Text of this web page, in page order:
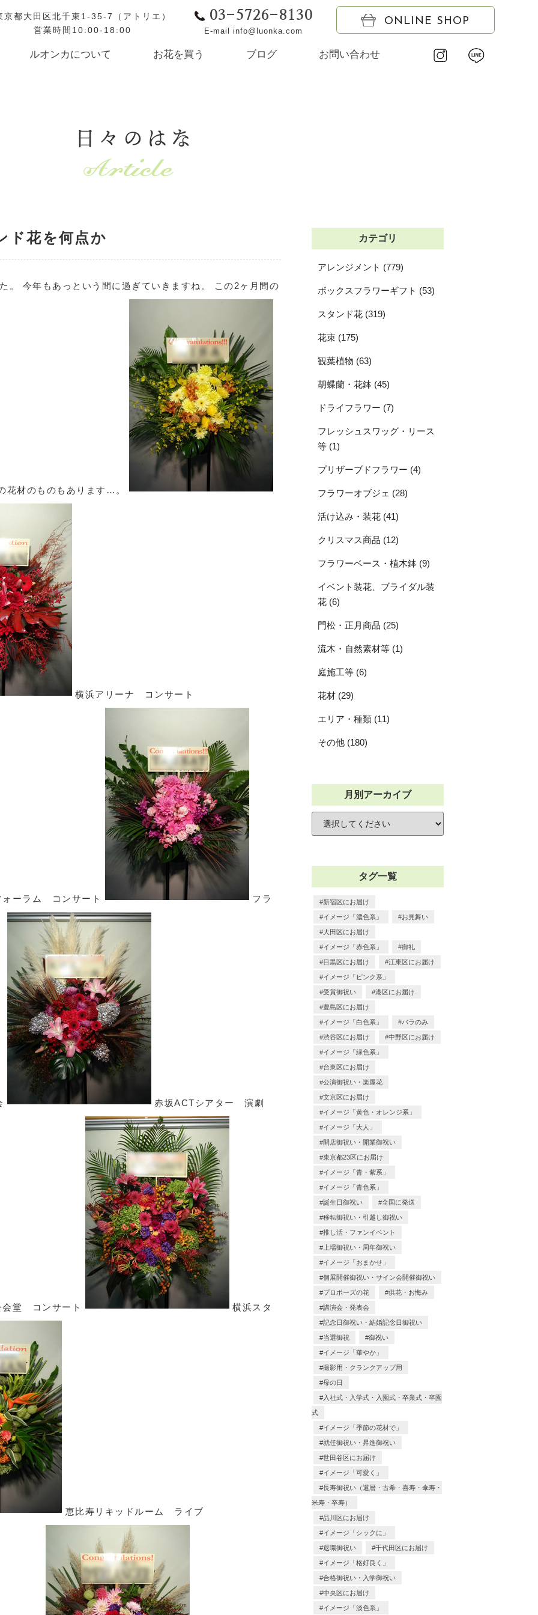
京都大田区北千束1-35-7（アトリエ）
営業時間10:00-18:00
03-5726-8130
E-mail info@luonka.com
ONLINE SHOP
ルオンカについて お花を買う ブログ お問い合わせ
日々のはな
ド花を何点か
。 今年もあっという間に過ぎていきますね。 この2ヶ月間の
花材のものもあります…。
横浜アリーナ コンサート
ーラム コンサート フラ
赤坂ACTシアター 演劇
堂 コンサート 横浜スタ
恵比寿リキッドルーム ライブ
カテゴリ
アレンジメント (779)
ボックスフラワーギフト (53)
スタンド花 (319)
花束 (175)
観葉植物 (63)
胡蝶蘭・花鉢 (45)
ドライフラワー (7)
フレッシュスワッグ・リース
等 (1)
プリザーブドフラワー (4)
フラワーオブジェ (28)
活け込み・装花 (41)
クリスマス商品 (12)
フラワーベース・植木鉢 (9)
イベント装花、ブライダル装
花 (6)
門松・正月商品 (25)
流木・自然素材等 (1)
庭施工等 (6)
花材 (29)
エリア・種類 (11)
その他 (180)
月別アーカイブ
タグ一覧
新宿区にお届け
イメージ「濃色系」 お見舞い
大田区にお届け
イメージ「赤色系」 御礼
目黒区にお届け 江東区にお届け
イメージ「ピンク系」
受賞御祝い 港区にお届け
豊島区にお届け
イメージ「白色系」 バラのみ
渋谷区にお届け 中野区にお届け
イメージ「緑色系」
台東区にお届け
公演御祝い・楽屋花
文京区にお届け
イメージ「黄色・オレンジ系」
イメージ「大人」
開店御祝い・開業御祝い
東京都23区にお届け
イメージ「青・紫系」
イメージ「青色系」
誕生日御祝い 全国に発送
移転御祝い・引越し御祝い
推し活・ファンイベント
上場御祝い・周年御祝い
イメージ「おまかせ」
個展開催御祝い・サイン会開催御祝い
プロポーズの花 供花・お悔み
講演会・発表会
記念日御祝い・結婚記念日御祝い
当選御祝 御祝い
イメージ「華やか」
撮影用・クランクアップ用
母の日
入社式・入学式・入園式・卒業式・卒園
式
イメージ「季節の花材で」
就任御祝い・昇進御祝い
世田谷区にお届け
イメージ「可愛く」
長寿御祝い（還暦・古希・喜寿・傘寿・
米寿・卒寿）
品川区にお届け
イメージ「シックに」
退職御祝い 千代田区にお届け
イメージ「格好良く」
合格御祝い・入学御祝い
中央区にお届け
イメージ「淡色系」